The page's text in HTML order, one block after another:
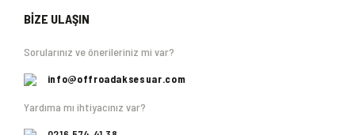
BİZE ULAŞIN
Sorularınız ve önerileriniz mi var?
info@offroadaksesuar.com
Yardıma mı ihtiyacınız var?